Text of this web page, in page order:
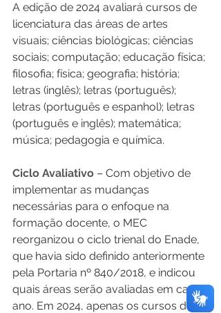
A edição de 2024 avaliará cursos de
licenciatura das áreas de artes
visuais; ciências biológicas; ciências
sociais; computação; educação física;
filosofia; física; geografia; história;
letras (inglês); letras (português);
letras (português e espanhol); letras
(português e inglês); matemática;
música; pedagogia e química.
Ciclo Avaliativo – Com objetivo de
implementar as mudanças
necessárias para o enfoque na
formação docente, o MEC
reorganizou o ciclo trienal do Enade,
que havia sido definido anteriormente
pela Portaria nº 840/2018, e indicou
quais áreas serão avaliadas em cada
ano. Em 2024, apenas os cursos de